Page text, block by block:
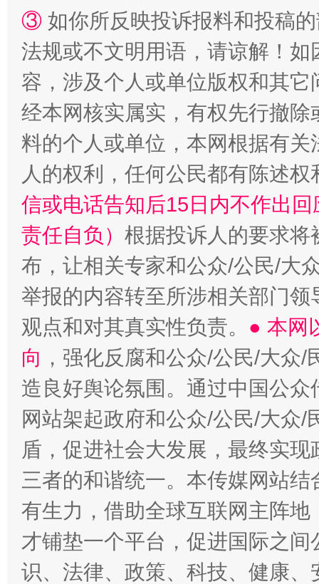
③ 如你所反映投诉报料和投稿
法规或不文明用语，请谅解！
容，涉及个人或单位版权和其它
经本网核实属实，有权先行撤
料的个人或单位，本网根据有
人的权利，任何公民都有陈述
信或电话告知后15日内不作出
责任自负） 根据投诉人的要求将
布，让相关专家和公众/公民/大
举报的内容转至所涉相关部门
观点和对其真实性负责。 ● 本网
向 ，强化反腐和公众/公民/大众
造良好舆论氛围。通过中国公
网站架起政府和公众/公民/大众
盾，促进社会大发展，最终实
三者的和谐统一。本传媒网站
有生力，借助全球互联网主阵
才铺垫一个平台，促进国际之
识、法律、政策、科技、健康